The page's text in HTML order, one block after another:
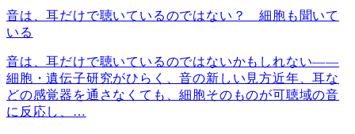
音は、耳だけで聴いているのではない？ 細胞も聞いて
いる
音は、耳だけで聴いているのではないかもしれない――
細胞・遺伝子研究がひらく、音の新しい見方近年、耳な
どの感覚器を通さなくても、細胞そのものが可聴域の音
に反応し、 …